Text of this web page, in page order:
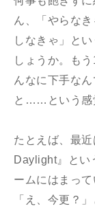
ん、「やらな
しなきゃ」と
しょうか。も
んなに下手な
と……という感
たとえば、最
Daylight』とい
ームにはまって
「え、今更？